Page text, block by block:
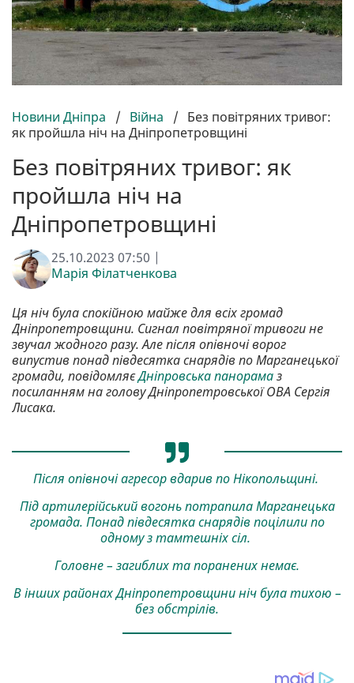
Новини Дніпра / Війна / Без повітряних тривог:
як пройшла ніч на Дніпропетровщині
Без повітряних тривог: як
пройшла ніч на
Дніпропетровщині
25.10.2023 07:50 |
Марія Філатченкова
Ця ніч була спокійною майже для всіх громад
Дніпропетровщини. Сигнал повітряної тривоги не
звучал жодного разу. Але після опівночі ворог
випустив понад півдесятка снарядів по Марганецької
громади, повідомляєДніпровська панорамаз
посиланням на голову Дніпропетровської ОВА Сергія
Лисака.
Після опівночі агресор вдарив по Нікопольщині.
Під артилерійський вогонь потрапила Марганецька
громада. Понад півдесятка снарядів поцілили по
одному з тамтешніх сіл.
Головне – загиблих та поранених немає.
В інших районах Дніпропетровщини ніч була тихою –
без обстрілів.